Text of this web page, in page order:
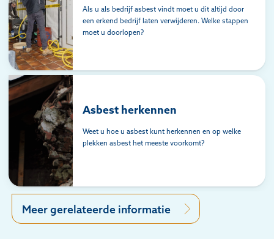
Als u als bedrijf asbest vindt moet u dit altijd door
een erkend bedrijf laten verwijderen. Welke stappen
moet u doorlopen?
Asbest herkennen
Weet u hoe u asbest kunt herkennen en op welke
plekken asbest het meeste voorkomt?
Meer gerelateerde informatie